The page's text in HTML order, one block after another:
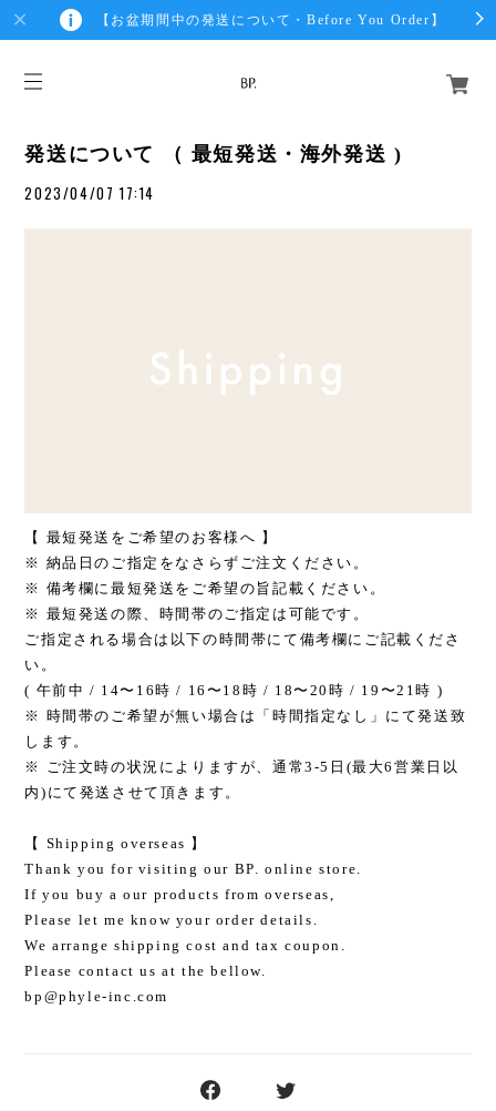
【お盆期間中の発送について・Before You Order】
発送について （ 最短発送・海外発送 )
2023/04/07 17:14
【 最短発送をご希望のお客様へ 】
※ 納品日のご指定をなさらずご注文ください。
※ 備考欄に最短発送をご希望の旨記載ください。
※ 最短発送の際、時間帯のご指定は可能です。
ご指定される場合は以下の時間帯にて備考欄にご記載くださ
い。
( 午前中 / 14〜16時 / 16〜18時 / 18〜20時 / 19〜21時 )
※ 時間帯のご希望が無い場合は「時間指定なし」にて発送致
します。
※ ご注文時の状況によりますが、通常3-5日(最大6営業日以
内)にて発送させて頂きます。
【 Shipping overseas 】
Thank you for visiting our BP. online store.
If you buy a our products from overseas,
Please let me know your order details.
We arrange shipping cost and tax coupon.
Please contact us at the bellow.
bp@phyle-inc.com